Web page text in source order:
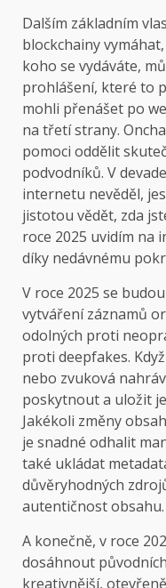
Dalším základním
blockchainy
koho se vydáváte,
prohlášení, které to
mohli přenášet po
na třetí strany.
pomoci oddělit
podvodníků. V
internetu nevěděl,
jistotou vědět, zda
roce 2025 uvidím na
díky nedávnému
V roce 2025 se
vytváření záznamů
odolných proti
proti deepfakes.
nebo zvuková
poskytnout a uložit
Jakékoli změny
je snadné odhalit
také ukládat
důvěryhodných
autentičnost obsahu.
A konečně, v roce
dosáhnout
kreativnější,